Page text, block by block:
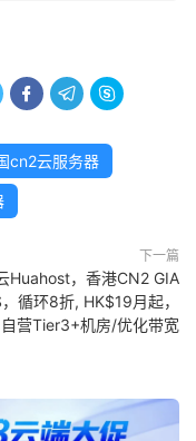
  
cn2云服务器
下一篇
Huahost，香港CN2 GIA
循环8折, HK$19月起，
自营Tier3+机房/优化带宽